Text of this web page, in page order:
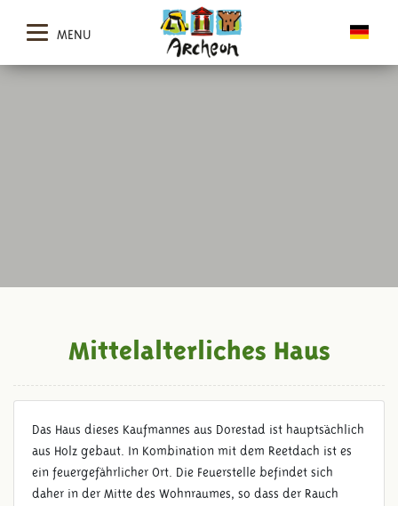
MENU
Mittelalterliches Haus
Das Haus dieses Kaufmannes aus Dorestad ist hauptsächlich
aus Holz gebaut. In Kombination mit dem Reetdach ist es
ein feuergefährlicher Ort. Die Feuerstelle befindet sich
daher in der Mitte des Wohnraumes, so dass der Rauch